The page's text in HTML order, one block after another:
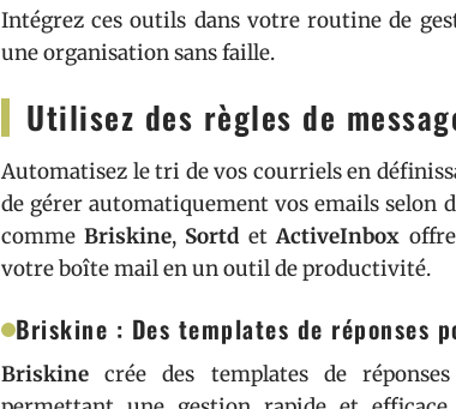
Intégrez ces outils dans votre routine de
une organisation sans faille.
Utilisez des règles de
Automatisez le tri de vos courriels en
de gérer automatiquement vos emails selon
commeBriskine, Sortd etActiveInbox
votre boîte mail en un outil de productivité.
Briskine : Des templates de réponses
Briskine crée des templates de